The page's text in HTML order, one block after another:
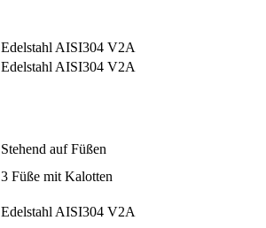
Edelstahl AISI304 V2A
Edelstahl AISI304 V2A
Stehend auf Füßen
3 Füße mit Kalotten
Edelstahl AISI304 V2A